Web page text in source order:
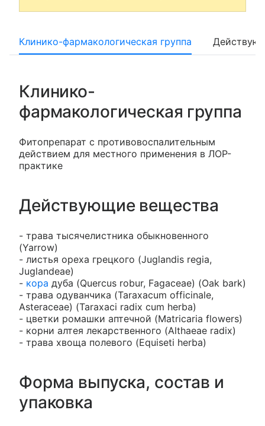
Клинико-фармакологическая группа
Клинико-
фармакологическая группа
Фитопрепарат с противовоспалительным
действием для местного применения в ЛОР-
практике
Действующие вещества
- трава тысячелистника обыкновенного
(Yarrow)
- листья ореха грецкого (Juglandis regia,
Juglandeae)
- кора дуба (Quercus robur, Fagaceae) (Oak bark)
- трава одуванчика (Taraxacum officinale,
Asteraceae) (Taraxaci radix cum herba)
- цветки ромашки аптечной (Matricaria flowers)
- корни алтея лекарственного (Althaeae radix)
- трава хвоща полевого (Equiseti herba)
Форма выпуска, состав и
упаковка